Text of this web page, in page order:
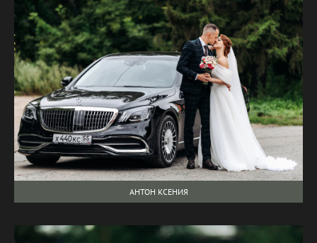
АНТОН КСЕНИЯ